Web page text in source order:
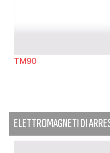
TM90
ELETTROMAGNETI DI